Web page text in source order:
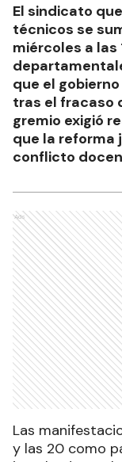
El sindicato
técnicos se
miércoles a las
que el
tras el fracaso
gremio exigió
que la reforma
conflicto
Ads
Las
y las 20 como